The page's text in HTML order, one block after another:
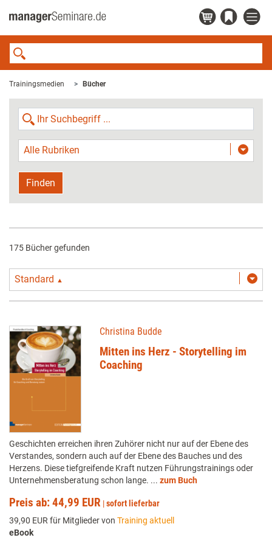
Trainingsmedien Bücher
Alle Rubriken
Finden
175 Bücher gefunden
Standard ▲
Christina Budde
Mitten ins Herz - Storytelling im
Coaching
Geschichten erreichen ihren Zuhörer nicht nur auf der Ebene des
Verstandes, sondern auch auf der Ebene des Bauches und des
Herzens. Diese tiefgreifende Kraft nutzen Führungstrainings oder
Unternehmensberatung schon lange. ... zum Buch
Preis ab: 44,99 EUR |sofort lieferbar
39,90 EUR für Mitglieder von Training aktuell
eBook